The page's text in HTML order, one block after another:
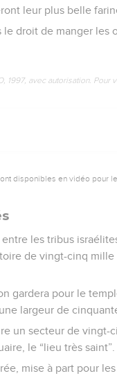
leur plus belle
le droit de manger
1997, avec autorisation.
disponibles en vidéo pour le
entre les tribus
de vingt-cinq
gardera pour le
largeur de
un secteur de vingt-
le “lieu très saint”.
mise à part pour